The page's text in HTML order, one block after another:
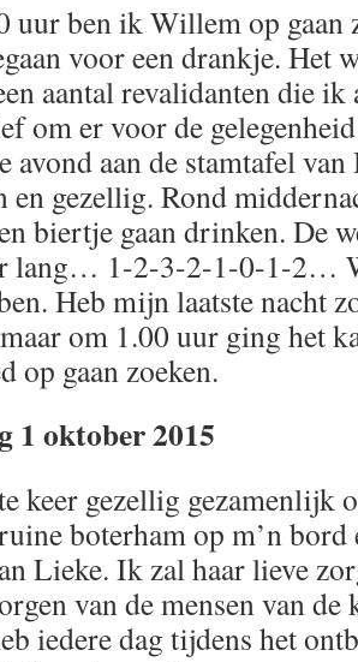
uur ben ik Willem op gaan
voor een drankje. Het
aantal revalidanten die ik
om er voor de
avond aan de stamtafel
en gezellig. Rond
biertje gaan drinken. De
lang… 1-2-3-2-1-0-1-2…
Heb mijn laatste nacht
om 1.00 uur ging het
op gaan zoeken.
1 oktober 2015
keer gezellig gezamenlijk
boterham op m’n bord
Lieke. Ik zal haar lieve
van de mensen van
iedere dag tijdens het